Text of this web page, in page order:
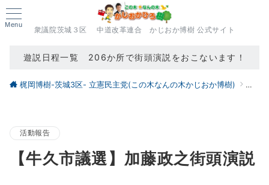
Menu
衆議院茨城３区 中道改革連合 かじおか博樹 公式サイト
遊説日程一覧 206か所で街頭演説をおこないます！
梶岡博樹-茨城3区- 立憲民主党(この木なんの木かじおか博樹) ブロ
活動報告
【牛久市議選】加藤政之街頭演説